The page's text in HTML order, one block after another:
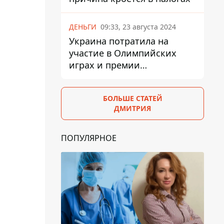
ДЕНЬГИ 09:33, 23 августа 2024
Украина потратила на
участие в Олимпийских
играх и премии
БОЛЬШЕ СТАТЕЙ
ДМИТРИЯ
ПОПУЛЯРНОЕ